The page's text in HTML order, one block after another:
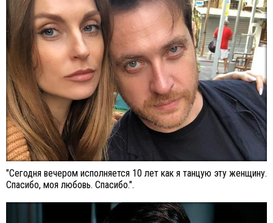
"Сегодня вечером исполняется 10 лет как я танцую эту женщину.
Спасибо, моя любовь. Спасибо.".